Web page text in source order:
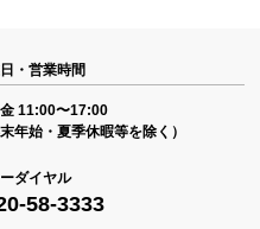
・営業時間
11:00〜17:00
末年始・夏季休暇等を除く）
ダイヤル
58-3333